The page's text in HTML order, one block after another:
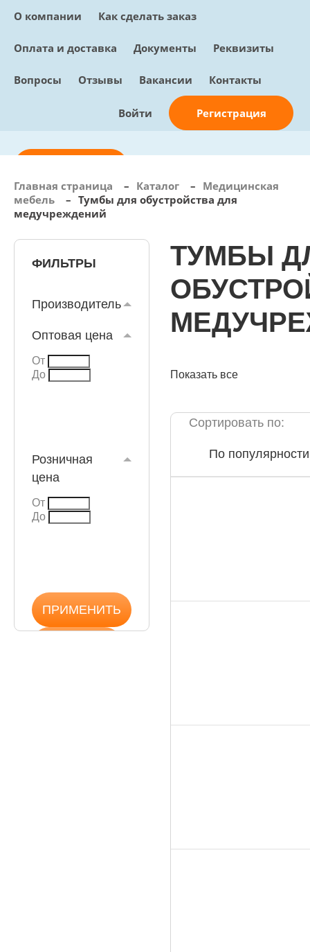
О компании Как сделать заказ
Оплата и доставка Документы Реквизиты
Вопросы Отзывы Вакансии Контакты
Войти Регистрация
info@sunmed.ru
Перезвоните мне
0 позиций, 0 руб.
Главная страница – Каталог – Медицинская
мебель
– Тумбы для обустройства для
медучреждений
ФИЛЬТРЫ
Производитель
Оптовая цена
От
До
Розничная
цена
От
До
ТУМБЫ
Показать все
Сортировать по:
По популярности